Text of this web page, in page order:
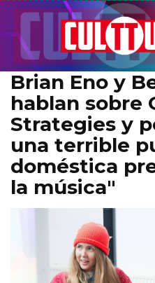
Brian Eno y
hablan sobre
Strategies y
una terrible
doméstica
la música"